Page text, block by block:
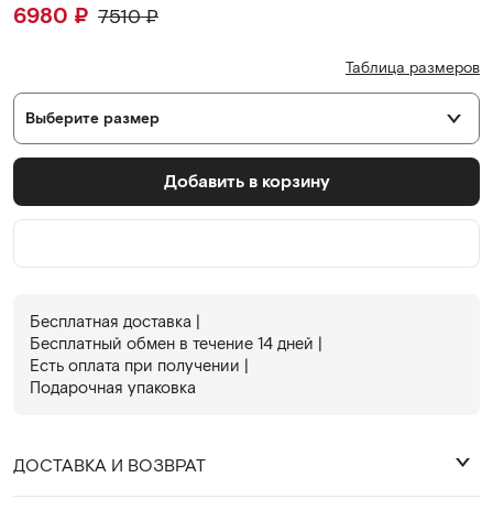
6980 ₽ 7510₽
Таблица размеров
Выберите размер
Добавить в корзину
Бесплатная доставка |
Бесплатный обмен в течениe 14 дней |
Есть оплата при получении |
Подарочная упаковка
ДОСТАВКА И ВОЗВРАТ